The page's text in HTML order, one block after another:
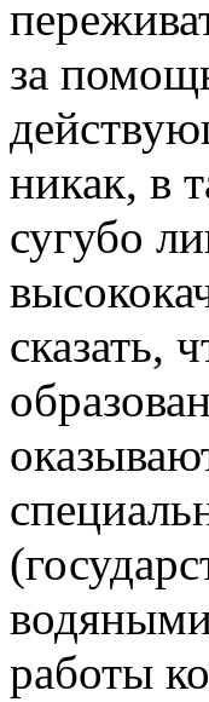
за
никак, в
сугубо
сказать,
работы